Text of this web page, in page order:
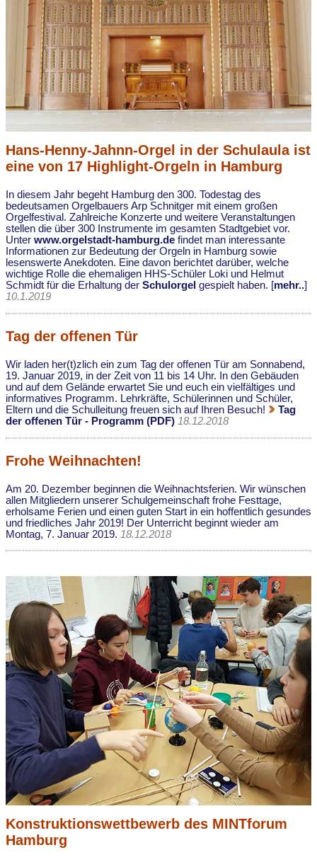
Hans-Henny-Jahnn-Orgel in der Schulaula ist
eine von 17 Highlight-Orgeln in Hamburg
In diesem Jahr begeht Hamburg den 300. Todestag des
bedeutsamen Orgelbauers Arp Schnitger mit einem großen
Orgelfestival. Zahlreiche Konzerte und weitere Veranstaltungen
stellen die über 300 Instrumente im gesamten Stadtgebiet vor.
Unter www.orgelstadt-hamburg.de findet man interessante
Informationen zur Bedeutung der Orgeln in Hamburg sowie
lesenswerte Anekdoten. Eine davon berichtet darüber, welche
wichtige Rolle die ehemaligen HHS-Schüler Loki und Helmut
Schmidt für die Erhaltung der Schulorgel gespielt haben. [mehr..]
10.1.2019
Tag der offenen Tür
Wir laden her(t)zlich ein zum Tag der offenen Tür am Sonnabend,
19. Januar 2019, in der Zeit von 11 bis 14 Uhr. In den Gebäuden
und auf dem Gelände erwartet Sie und euch ein vielfältiges und
informatives Programm. Lehrkräfte, Schülerinnen und Schüler,
Eltern und die Schulleitung freuen sich auf Ihren Besuch!
Tag
der offenen Tür - Programm (PDF) 18.12.2018
Frohe Weihnachten!
Am 20. Dezember beginnen die Weihnachtsferien. Wir wünschen
allen Mitgliedern unserer Schulgemeinschaft frohe Festtage,
erholsame Ferien und einen guten Start in ein hoffentlich gesundes
und friedliches Jahr 2019! Der Unterricht beginnt wieder am
Montag, 7. Januar 2019. 18.12.2018
Konstruktionswettbewerb des MINTforum
Hamburg